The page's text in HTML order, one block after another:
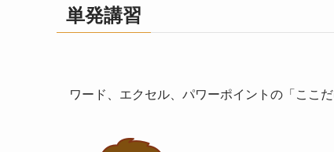
単発講習
ワード、エクセル、パワーポイントの「ここ